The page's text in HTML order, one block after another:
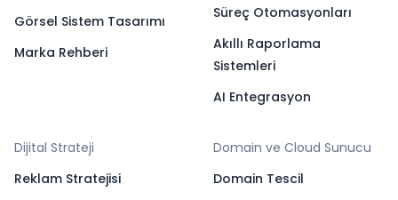
Görsel Sistem Tasarımı
Marka Rehberi
Süreç Otomasyonları
Akıllı Raporlama
Sistemleri
AI Entegrasyon
Dijital Strateji
Reklam Stratejisi
Domain ve Cloud Sunucu
Domain Tescil